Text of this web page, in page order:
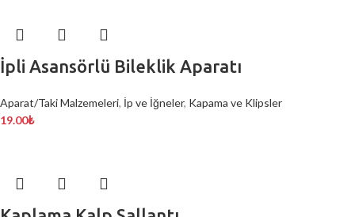
İpli Asansörlü Bileklik Aparatı
Aparat/Taki Malzemeleri, İp ve İğneler, Kapama ve Klipsler
19.00₺